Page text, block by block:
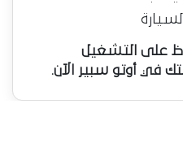
على التشغيل
في أوتو سبير الآن.